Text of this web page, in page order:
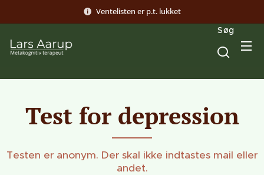
Ventelisten er p.t. lukket
Søg
Test for depression
Testen er anonym. Der skal ikke indtastes mail eller
andet.